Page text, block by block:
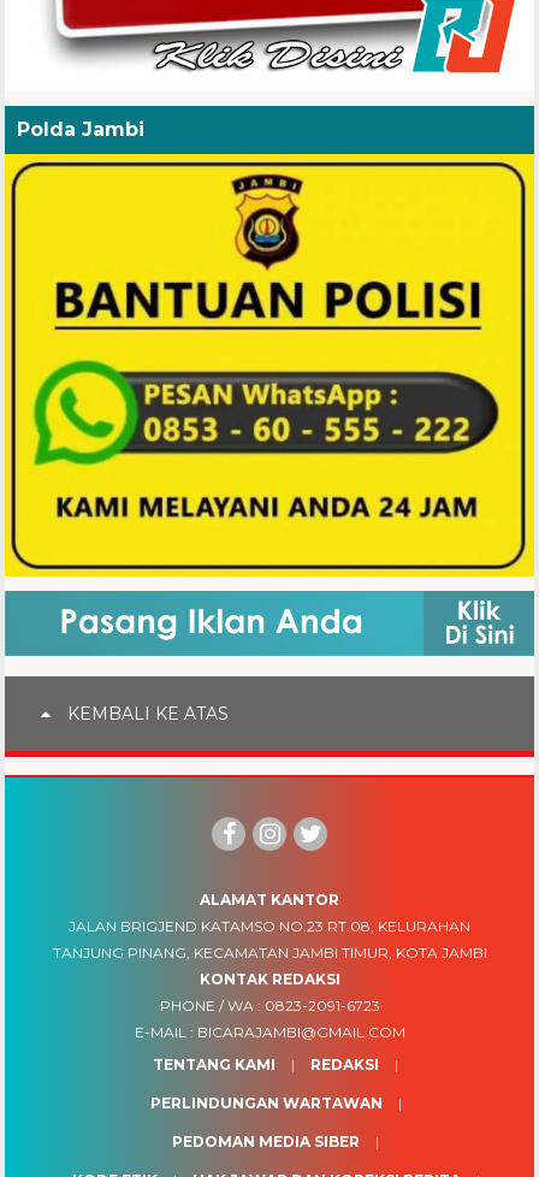
Polda Jambi
KEMBALI KE ATAS
ALAMAT KANTOR
JALAN BRIGJEND KATAMSO NO.23 RT.08, KELURAHAN
TANJUNG PINANG, KECAMATAN JAMBI TIMUR, KOTA JAMBI
KONTAK REDAKSI
PHONE / WA : 0823-2091-6723
E-MAIL : BICARAJAMBI@GMAIL.COM
TENTANG KAMI
REDAKSI
PERLINDUNGAN WARTAWAN
PEDOMAN MEDIA SIBER